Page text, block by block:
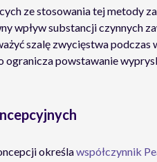
ze stosowania tej metody
wpływ substancji czynnych
szalę zwycięstwa
ogranicza powstawanie
określawspółczynnik